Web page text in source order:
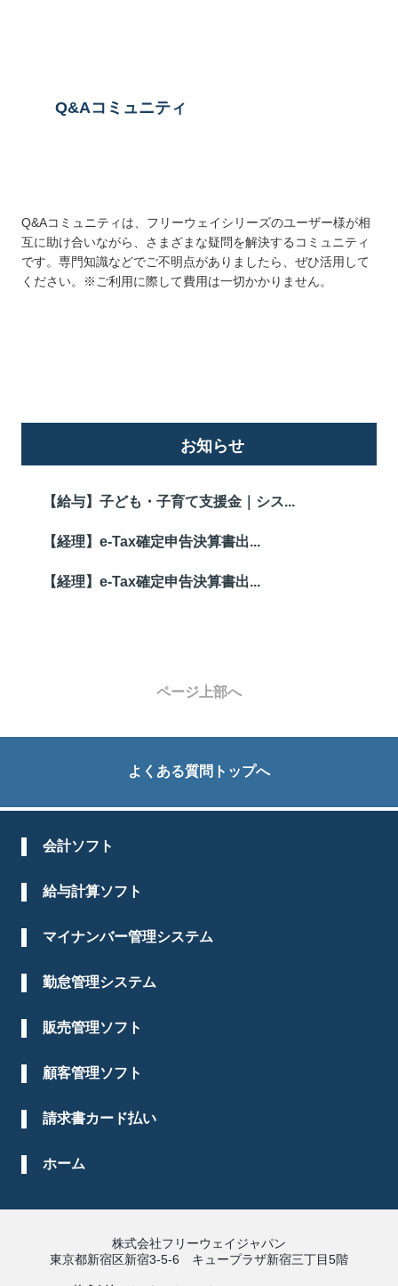
Q&Aコミュニティ
Q&Aコミュニティは、フリーウェイシリーズのユーザー様が相
互に助け合いながら、さまざまな疑問を解決するコミュニティ
です。専門知識などでご不明点がありましたら、ぜひ活用して
ください。※ご利用に際して費用は一切かかりません。
お知らせ
【給与】子ども・子育て支援金｜シス...
【経理】e-Tax確定申告決算書出...
【経理】e-Tax確定申告決算書出...
ページ上部へ
よくある質問トップへ
会計ソフト
給与計算ソフト
マイナンバー管理システム
勤怠管理システム
販売管理ソフト
顧客管理ソフト
請求書カード払い
ホーム
株式会社フリーウェイジャパン
東京都新宿区新宿3-5-6 キュープラザ新宿三丁目5階